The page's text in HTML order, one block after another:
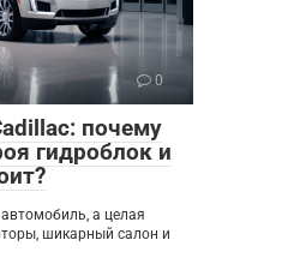
0
почему
гидроблок и
а целая
шикарный салон и